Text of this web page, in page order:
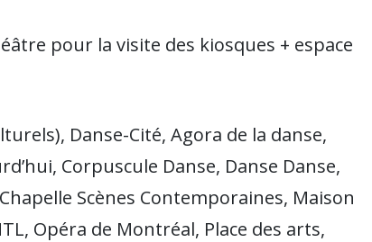
pour la visite des kiosques + espace
Danse-Cité, Agora de la danse,
Corpuscule Danse, Danse Danse,
Scènes Contemporaines, Maison
Opéra de Montréal, Place des arts,